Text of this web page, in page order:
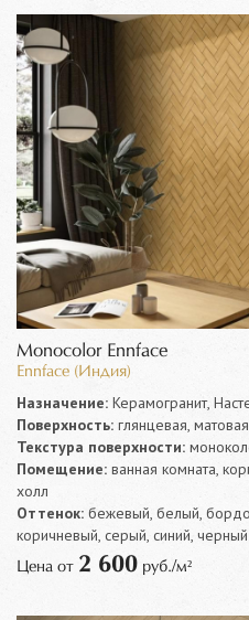
Monocolor Ennface
Ennface (Индия)
Назначение: Керамогранит,
Поверхность: глянцевая, матовая
Текстура поверхности:
Помещение: ванная комната,
холл
Оттенок: бежевый, белый,
коричневый, серый, синий, черный
Цена от 2 600 руб./м²